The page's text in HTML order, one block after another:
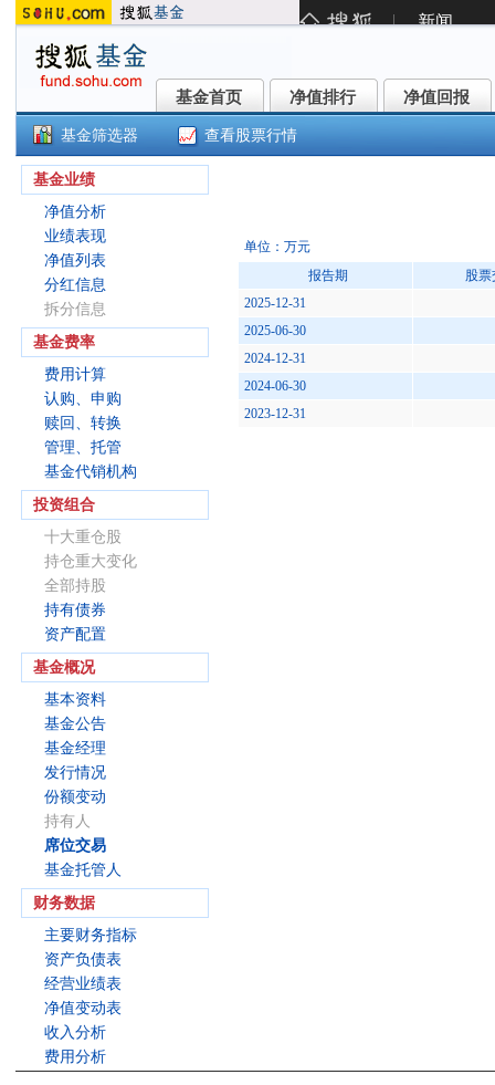
基金首页
基金首页 净值排行
净值排行 净值回报
净值回报
基金筛选器 查看股票行情
基金业绩
净值分析
业绩表现
净值列表
分红信息
拆分信息
基金费率
费用计算
认购、申购
赎回、转换
管理、托管
基金代销机构
投资组合
十大重仓股
持仓重大变化
全部持股
持有债券
资产配置
基金概况
基本资料
基金公告
基金经理
发行情况
份额变动
持有人
席位交易
基金托管人
财务数据
主要财务指标
资产负债表
经营业绩表
净值变动表
收入分析
费用分析
单位：万元
报告期
股票
2025-12-31
2025-06-30
2024-12-31
2024-06-30
2023-12-31